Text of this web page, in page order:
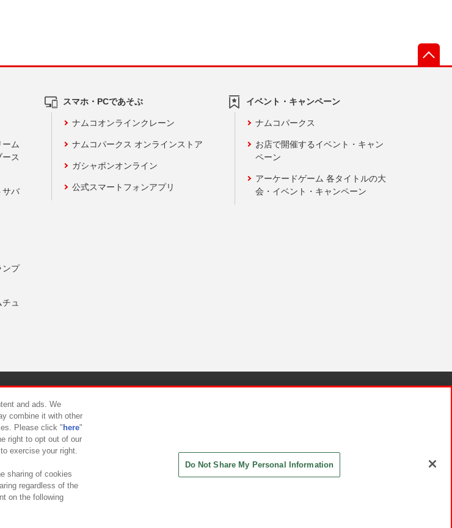
ム
ス
サバ
ンプ
ュ
スマホ・PCであそぶ
ナムコオンラインクレーン
ナムコパークス オンラインストア
ガシャポンオンライン
公式スマートフォンアプリ
イベント・キャンペーン
ナムコパークス
お店で開催するイベント・キャン
ペーン
アーケードゲーム 各タイトルの大
会・イベント・キャンペーン
ハラスメント対応方針
and ads. We
combine it with other
Please click " here"
right to opt out of our
exercise your right.
sharing of cookies
regardless of the
on the following
Do Not Share My Personal Information